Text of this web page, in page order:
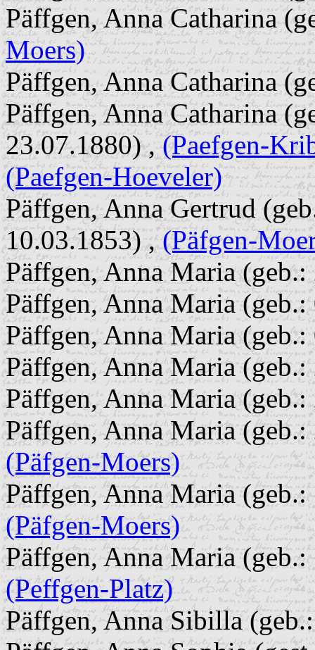
Päffgen, Anna Catharina
Moers)
Päffgen, Anna Catharina
Päffgen, Anna Catharina
23.07.1880) ,(Paefgen-
(Paefgen-Hoeveler)
Päffgen, Anna Gertrud
10.03.1853) ,(Päfgen-
Päffgen, Anna Maria
Päffgen, Anna Maria
Päffgen, Anna Maria
Päffgen, Anna Maria
Päffgen, Anna Maria
Päffgen, Anna Maria
(Päfgen-Moers)
Päffgen, Anna Maria
(Päfgen-Moers)
Päffgen, Anna Maria
(Peffgen-Platz)
Päffgen, Anna Sibilla